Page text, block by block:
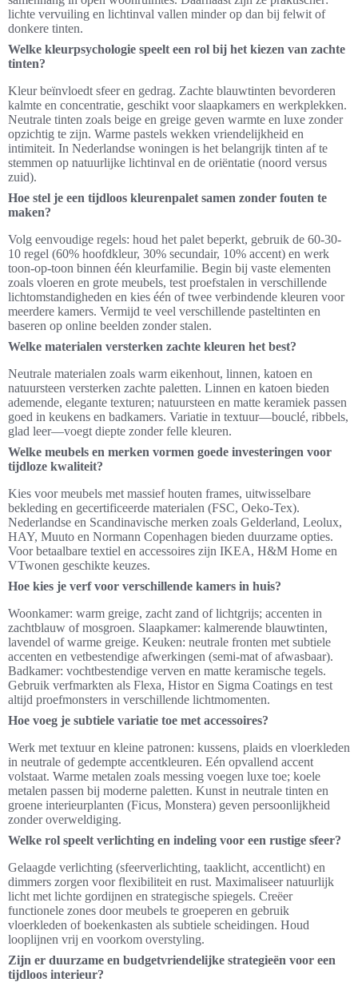
lichte vervuiling en lichtinval vallen minder op dan bij felwit of
donkere tinten.
Welke kleurpsychologie speelt een rol bij het kiezen van zachte
tinten?
Kleur beïnvloedt sfeer en gedrag. Zachte blauwtinten bevorderen
kalmte en concentratie, geschikt voor slaapkamers en werkplekken.
Neutrale tinten zoals beige en greige geven warmte en luxe zonder
opzichtig te zijn. Warme pastels wekken vriendelijkheid en
intimiteit. In Nederlandse woningen is het belangrijk tinten af te
stemmen op natuurlijke lichtinval en de oriëntatie (noord versus
zuid).
Hoe stel je een tijdloos kleurenpalet samen zonder fouten te
maken?
Volg eenvoudige regels: houd het palet beperkt, gebruik de 60-30-
10 regel (60% hoofdkleur, 30% secundair, 10% accent) en werk
toon-op-toon binnen één kleurfamilie. Begin bij vaste elementen
zoals vloeren en grote meubels, test proefstalen in verschillende
lichtomstandigheden en kies één of twee verbindende kleuren voor
meerdere kamers. Vermijd te veel verschillende pasteltinten en
baseren op online beelden zonder stalen.
Welke materialen versterken zachte kleuren het best?
Neutrale materialen zoals warm eikenhout, linnen, katoen en
natuursteen versterken zachte paletten. Linnen en katoen bieden
ademende, elegante texturen; natuursteen en matte keramiek passen
goed in keukens en badkamers. Variatie in textuur—bouclé, ribbels,
glad leer—voegt diepte zonder felle kleuren.
Welke meubels en merken vormen goede investeringen voor
tijdloze kwaliteit?
Kies voor meubels met massief houten frames, uitwisselbare
bekleding en gecertificeerde materialen (FSC, Oeko-Tex).
Nederlandse en Scandinavische merken zoals Gelderland, Leolux,
HAY, Muuto en Normann Copenhagen bieden duurzame opties.
Voor betaalbare textiel en accessoires zijn IKEA, H&M Home en
VTwonen geschikte keuzes.
Hoe kies je verf voor verschillende kamers in huis?
Woonkamer: warm greige, zacht zand of lichtgrijs; accenten in
zachtblauw of mosgroen. Slaapkamer: kalmerende blauwtinten,
lavendel of warme greige. Keuken: neutrale fronten met subtiele
accenten en vetbestendige afwerkingen (semi-mat of afwasbaar).
Badkamer: vochtbestendige verven en matte keramische tegels.
Gebruik verfmarkten als Flexa, Histor en Sigma Coatings en test
altijd proefmonsters in verschillende lichtmomenten.
Hoe voeg je subtiele variatie toe met accessoires?
Werk met textuur en kleine patronen: kussens, plaids en vloerkleden
in neutrale of gedempte accentkleuren. Eén opvallend accent
volstaat. Warme metalen zoals messing voegen luxe toe; koele
metalen passen bij moderne paletten. Kunst in neutrale tinten en
groene interieurplanten (Ficus, Monstera) geven persoonlijkheid
zonder overweldiging.
Welke rol speelt verlichting en indeling voor een rustige sfeer?
Gelaagde verlichting (sfeerverlichting, taaklicht, accentlicht) en
dimmers zorgen voor flexibiliteit en rust. Maximaliseer natuurlijk
licht met lichte gordijnen en strategische spiegels. Creëer
functionele zones door meubels te groeperen en gebruik
vloerkleden of boekenkasten als subtiele scheidingen. Houd
looplijnen vrij en voorkom overstyling.
Zijn er duurzame en budgetvriendelijke strategieën voor een
tijdloos interieur?